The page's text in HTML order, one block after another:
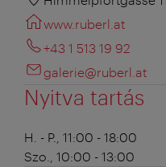
www.ruberl.at
+43 1 513 19 92
galerie@ruberl.at
Nyitva tartás
H. - P., 11:00 - 18:00
Szo., 10:00 - 13:00